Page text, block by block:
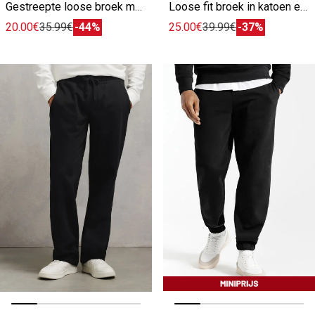
Gestreepte loose broek met elastiek
20.00€35.99€-44%
Loose fit broek in katoen en linnen
25.00€39.99€-37%